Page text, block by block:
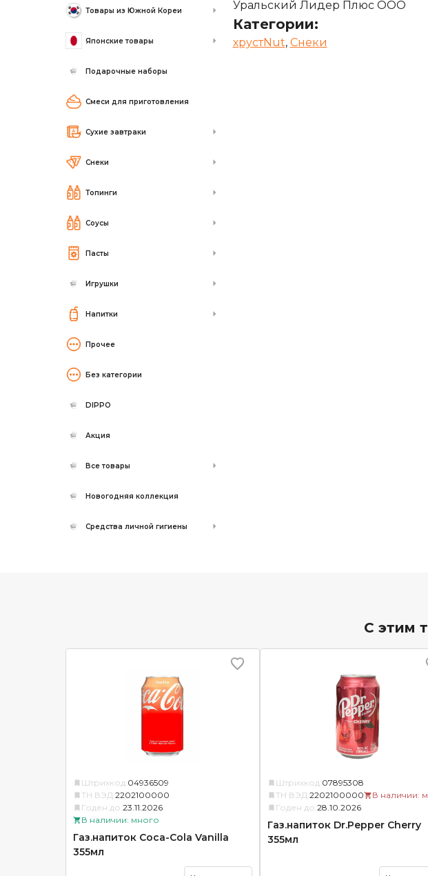
Товары из Южной Кореи
Японские товары
Подарочные наборы
Смеси для приготовления
Сухие завтраки
Снеки
Топинги
Соусы
Пасты
Игрушки
Напитки
Прочее
Без категории
DIPPO
Акция
Все товары
Новогодняя коллекция
Средства личной гигиены
Уральский Лидер Плюс ООО
Категории:
хрустNut, Снеки
С этим
Штрихкод: 04936509
ТН ВЭД: 2202100000
Годен до: 23.11.2026
В наличии: много
Газ.напиток Coca-Cola Vanilla
355мл
Штрихкод: 07895308
ТН ВЭД:2202100000
Годен до:28.10.2026
В наличии:
Газ.напиток Dr.Pepper Cherry
355мл